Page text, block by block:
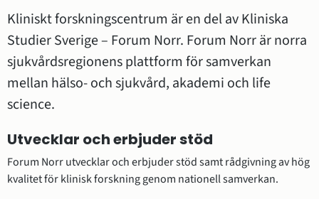
Kliniskt forskningscentrum är en del av Kliniska
Studier Sverige – Forum Norr. Forum Norr är norra
sjukvårdsregionens plattform för samverkan
mellan hälso- och sjukvård, akademi och life
science.
Utvecklar och erbjuder stöd
Forum Norr utvecklar och erbjuder stöd samt rådgivning av hög
kvalitet för klinisk forskning genom nationell samverkan.